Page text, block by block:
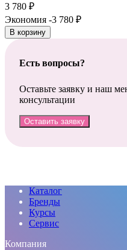
3 780 ₽
Экономия -3 780 ₽
В корзину
Есть вопросы?
Оставьте заявку и наш
консультации
Оставить заявку
Каталог
Бренды
Курсы
Сервис
Компания